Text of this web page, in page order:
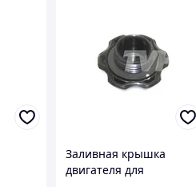
Заливная крышка
двигателя для